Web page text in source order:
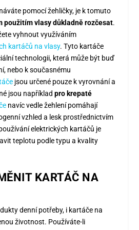
pomocí žehličky, je k tomuto
použitím vlasy důkladně rozčesat.
vyhnout využíváním
kartáčů na vlasy. Tyto kartáče
technologii, která může být buď
nebo k současnému
jsou určené pouze k vyrovnání a
jsou například pro krepaté
navíc vedle žehlení pomáhají
vzhled a lesk prostřednictvím
elektrických kartáčů je
teplotu podle typu a kvality
KARTÁČ NA
denní potřeby, i kartáče na
životnost. Používáte-li